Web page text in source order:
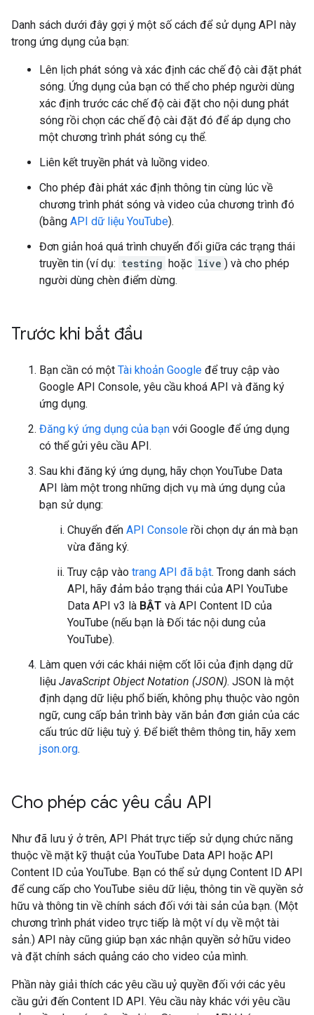
Danh sách dưới đây gợi ý một số cách để sử dụng API này
trong ứng dụng của bạn:
Lên lịch phát sóng và xác định các chế độ cài đặt phát
sóng. Ứng dụng của bạn có thể cho phép người dùng
xác định trước các chế độ cài đặt cho nội dung phát
sóng rồi chọn các chế độ cài đặt đó để áp dụng cho
một chương trình phát sóng cụ thể.
Liên kết truyền phát và luồng video.
Cho phép đài phát xác định thông tin cùng lúc về
chương trình phát sóng và video của chương trình đó
(bằng API dữ liệu YouTube).
Đơn giản hoá quá trình chuyển đổi giữa các trạng thái
truyền tin (ví dụ: testing hoặc live ) và cho phép
người dùng chèn điểm dừng.
Trước khi bắt đầu
Bạn cần có một Tài khoản Google để truy cập vào
Google API Console, yêu cầu khoá API và đăng ký
ứng dụng.
Đăng ký ứng dụng của bạn với Google để ứng dụng
có thể gửi yêu cầu API.
Sau khi đăng ký ứng dụng, hãy chọn YouTube Data
API làm một trong những dịch vụ mà ứng dụng của
bạn sử dụng:
Chuyển đến API Console rồi chọn dự án mà bạn
vừa đăng ký.
Truy cập vào trang API đã bật. Trong danh sách
API, hãy đảm bảo trạng thái của API YouTube
Data API v3 là BẬT và API Content ID của
YouTube (nếu bạn là Đối tác nội dung của
YouTube).
Làm quen với các khái niệm cốt lõi của định dạng dữ
liệu JavaScript Object Notation (JSON). JSON là một
định dạng dữ liệu phổ biến, không phụ thuộc vào ngôn
ngữ, cung cấp bản trình bày văn bản đơn giản của các
cấu trúc dữ liệu tuỳ ý. Để biết thêm thông tin, hãy xem
json.org.
Cho phép các yêu cầu API
Như đã lưu ý ở trên, API Phát trực tiếp sử dụng chức năng
thuộc về mặt kỹ thuật của YouTube Data API hoặc API
Content ID của YouTube. Bạn có thể sử dụng Content ID API
để cung cấp cho YouTube siêu dữ liệu, thông tin về quyền sở
hữu và thông tin về chính sách đối với tài sản của bạn. (Một
chương trình phát video trực tiếp là một ví dụ về một tài
sản.) API này cũng giúp bạn xác nhận quyền sở hữu video
và đặt chính sách quảng cáo cho video của mình.
Phần này giải thích các yêu cầu uỷ quyền đối với các yêu
cầu gửi đến Content ID API. Yêu cầu này khác với yêu cầu